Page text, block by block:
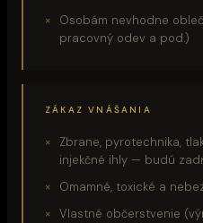
Osobám nevhodne
pracovný odev a pod.)
ZÁKAZ VNÁŠANIA
Zbrane, pyrotechnika,
injekčné ihly — budú
Omamné, toxické a
Vlastné občerstvenie